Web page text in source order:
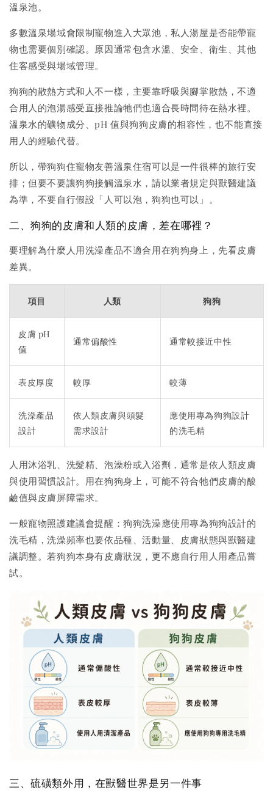
溫泉池。
多數溫泉場域會限制寵物進入大眾池，私人湯屋是否能帶寵
物也需要個別確認。原因通常包含水溫、安全、衛生、其他
住客感受與場域管理。
狗狗的散熱方式和人不一樣，主要靠呼吸與腳掌散熱，不適
合用人的泡湯感受直接推論牠們也適合長時間待在熱水裡。
溫泉水的礦物成分、pH 值與狗狗皮膚的相容性，也不能直接
用人的經驗代替。
所以，帶狗狗住寵物友善溫泉住宿可以是一件很棒的旅行安
排；但要不要讓狗狗接觸溫泉水，請以業者規定與獸醫建議
為準，不要自行假設「人可以泡，狗狗也可以」。
二、狗狗的皮膚和人類的皮膚，差在哪裡？
要理解為什麼人用洗澡產品不適合用在狗狗身上，先看皮膚
差異。
項目 人類 狗狗
皮膚 pH
值
通常偏酸性 通常較接近中性
表皮厚度 較厚 較薄
洗澡產品
設計
依人類皮膚與頭髮
需求設計
應使用專為狗狗設計
的洗毛精
人用沐浴乳、洗髮精、泡澡粉或入浴劑，通常是依人類皮膚
與使用習慣設計。用在狗狗身上，可能不符合牠們皮膚的酸
鹼值與皮膚屏障需求。
一般寵物照護建議會提醒：狗狗洗澡應使用專為狗狗設計的
洗毛精，洗澡頻率也要依品種、活動量、皮膚狀態與獸醫建
議調整。若狗狗本身有皮膚狀況，更不應自行用人用產品嘗
試。
三、硫磺類外用，在獸醫世界是另一件事